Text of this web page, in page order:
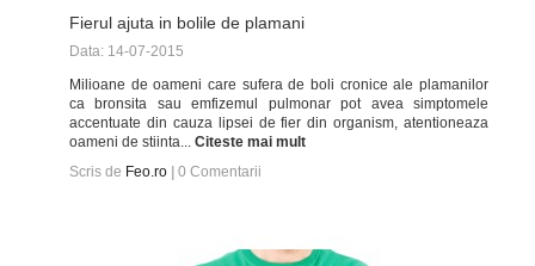
Fierul ajuta in bolile de plamani
Data: 14-07-2015
Milioane de oameni care sufera de boli cronice ale plamanilor
ca bronsita sau emfizemul pulmonar pot avea simptomele
accentuate din cauza lipsei de fier din organism, atentioneaza
oameni de stiinta... Citeste mai mult
Scris de Feo.ro 0 Comentarii